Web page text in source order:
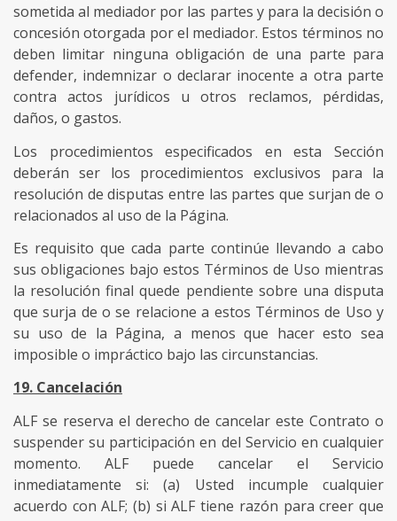
sometida al mediador por las partes y para la decisión o
concesión otorgada por el mediador. Estos términos no
deben limitar ninguna obligación de una parte para
defender, indemnizar o declarar inocente a otra parte
contra actos jurídicos u otros reclamos, pérdidas,
daños, o gastos.
Los procedimientos especificados en esta Sección
deberán ser los procedimientos exclusivos para la
resolución de disputas entre las partes que surjan de o
relacionados al uso de la Página.
Es requisito que cada parte continúe llevando a cabo
sus obligaciones bajo estos Términos de Uso mientras
la resolución final quede pendiente sobre una disputa
que surja de o se relacione a estos Términos de Uso y
su uso de la Página, a menos que hacer esto sea
imposible o impráctico bajo las circunstancias.
19. Cancelación
ALF se reserva el derecho de cancelar este Contrato o
suspender su participación en del Servicio en cualquier
momento. ALF puede cancelar el Servicio
inmediatamente si: (a) Usted incumple cualquier
acuerdo con ALF; (b) si ALF tiene razón para creer que